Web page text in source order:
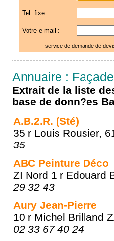
Tel. fixe :
Votre e-mail :
service de demande de
Annuaire :
Extrait de la liste
base de donn?es
A.B.2.R. (Sté)
35 r Louis Rousier,
35
ABC Peinture Déco
ZI Nord 1 r Edouard
29 32 43
Aury Jean-Pierre
10 r Michel Brilland
02 33 67 40 24